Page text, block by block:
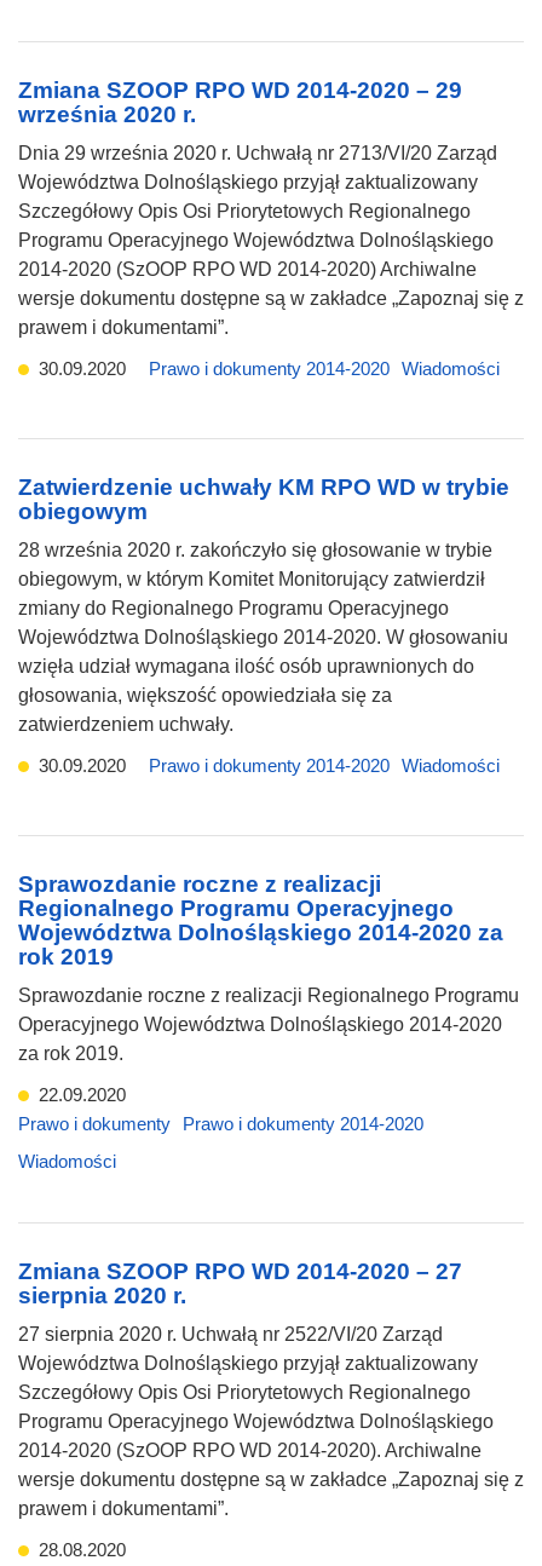
Zmiana SZOOP RPO WD 2014-2020 – 29
września 2020 r.
Dnia 29 września 2020 r. Uchwałą nr 2713/VI/20 Zarząd
Województwa Dolnośląskiego przyjął zaktualizowany
Szczegółowy Opis Osi Priorytetowych Regionalnego
Programu Operacyjnego Województwa Dolnośląskiego
2014-2020 (SzOOP RPO WD 2014-2020) Archiwalne
wersje dokumentu dostępne są w zakładce „Zapoznaj się z
prawem i dokumentami”.
30.09.2020
Prawo i dokumenty 2014-2020 Wiadomości
Zatwierdzenie uchwały KM RPO WD w trybie
obiegowym
28 września 2020 r. zakończyło się głosowanie w trybie
obiegowym, w którym Komitet Monitorujący zatwierdził
zmiany do Regionalnego Programu Operacyjnego
Województwa Dolnośląskiego 2014-2020. W głosowaniu
wzięła udział wymagana ilość osób uprawnionych do
głosowania, większość opowiedziała się za
zatwierdzeniem uchwały.
30.09.2020
Prawo i dokumenty 2014-2020 Wiadomości
Sprawozdanie roczne z realizacji
Regionalnego Programu Operacyjnego
Województwa Dolnośląskiego 2014-2020 za
rok 2019
Sprawozdanie roczne z realizacji Regionalnego Programu
Operacyjnego Województwa Dolnośląskiego 2014-2020
za rok 2019.
22.09.2020
Prawo i dokumenty
Prawo i dokumenty 2014-2020
Wiadomości
Zmiana SZOOP RPO WD 2014-2020 – 27
sierpnia 2020 r.
27 sierpnia 2020 r. Uchwałą nr 2522/VI/20 Zarząd
Województwa Dolnośląskiego przyjął zaktualizowany
Szczegółowy Opis Osi Priorytetowych Regionalnego
Programu Operacyjnego Województwa Dolnośląskiego
2014-2020 (SzOOP RPO WD 2014-2020). Archiwalne
wersje dokumentu dostępne są w zakładce „Zapoznaj się z
prawem i dokumentami”.
28.08.2020